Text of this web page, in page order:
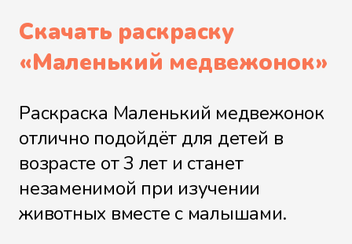
Скачать раскраску
«Маленький медвежонок»
Раскраска Маленький медвежонок
отлично подойдёт для детей в
возрасте от 3 лет и станет
незаменимой при изучении
животных вместе с малышами.